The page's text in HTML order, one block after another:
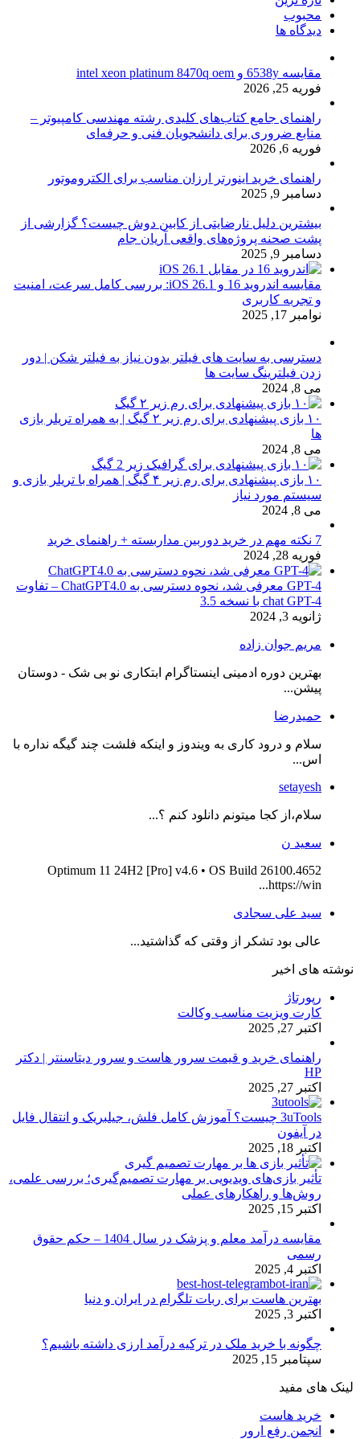
محبوب
دیدگاه ها
مقایسه 6538y و intel xeon platinum 8470q oem
فوریه 25, 2026
راهنمای جامع کتاب‌های کلیدی رشته مهندسی کامپیوتر –
منابع ضروری برای دانشجویان فنی و حرفه‌ای
فوریه 6, 2026
راهنمای خرید اینورتر ارزان مناسب برای الکتروموتور
دسامبر 9, 2025
بیشترین دلیل نارضایتی از کابین دوش چیست؟ گزارشی از
پشت صحنه پروژه‌های واقعی آریان جام
دسامبر 9, 2025
مقایسه اندروید 16 و iOS 26.1: بررسی کامل سرعت، امنیت
و تجربه کاربری
نوامبر 17, 2025
دسترسی به سایت های فیلتر بدون نیاز به فیلتر شکن | دور
زدن فیلترینگ سایت ها
می 8, 2024
۱۰ بازی پیشنهادی برای رم زیر ۲ گیگ | به همراه تریلر بازی
ها
می 8, 2024
۱۰ بازی پیشنهادی برای رم زیر ۴ گیگ | همراه با تریلر بازی و
سیستم مورد نیاز
می 8, 2024
7 نکته مهم در خرید دوربین مداربسته + راهنمای خرید
فوریه 28, 2024
GPT-4 معرفی شد، نحوه دسترسی به ChatGPT4.0 – تفاوت
chat GPT-4 با نسخه 3.5
ژانویه 3, 2024
مریم جوان زاده
بهترین دوره ادمینی اینستاگرام ابتکاری نو بی شک - دوستان
پیشن...
حمیدرضا
سلام و درود کاری به ویندوز و اینکه فلشت چند گیگه نداره با
اس...
setayesh
سلام،از کجا میتونم دانلود کنم ؟...
سعید ن
Optimum 11 24H2 [Pro] v4.6 • OS Build 26100.4652
https://win...
سید علی سجادی
عالی بود تشکر از وقتی که گذاشتید...
نوشته های اخیر
رپورتاژ
کارت ویزیت مناسب وکالت
اکتبر 27, 2025
راهنمای خرید و قیمت سرور هاست و سرور دیتاسنتر | دکتر
HP
اکتبر 27, 2025
3uTools چیست؟ آموزش کامل فلش، جیلبریک و انتقال فایل
در آیفون
اکتبر 18, 2025
تأثیر بازی‌های ویدیویی بر مهارت تصمیم‌گیری؛ بررسی علمی،
روش‌ها و راهکارهای عملی
اکتبر 15, 2025
مقایسه درآمد معلم و پزشک در سال 1404 – حکم حقوق
رسمی
اکتبر 4, 2025
بهترین هاست برای ربات تلگرام در ایران و دنیا
اکتبر 3, 2025
چگونه با خرید ملک در ترکیه درآمد ارزی داشته باشیم؟
سپتامبر 15, 2025
لینک های مفید
خرید هاست
انجمن رفع ارور